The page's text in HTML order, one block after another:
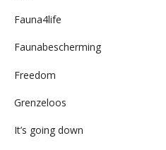
Fauna4life
Faunabescherming
Freedom
Grenzeloos
It’s going down